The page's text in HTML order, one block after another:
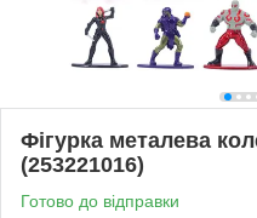
Фiгурка металева
(253221016)
Готово до відправки